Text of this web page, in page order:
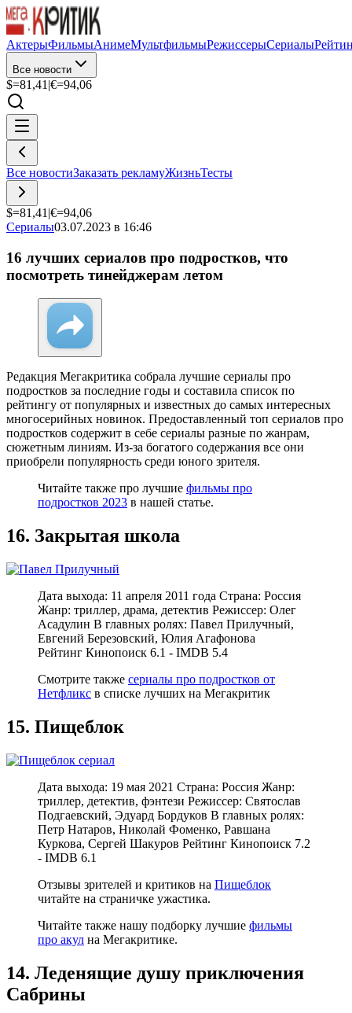
АктерыФильмыАнимеМультфильмыРежиссерыСериалы
Все новости
$=81,41 |€=94,06
Все новостиЗаказать рекламуЖизньТесты
$=81,41 |€=94,06
Сериалы03.07.2023 в 16:46
16 лучших сериалов про подростков, что
посмотреть тинейджерам летом
Редакция Мегакритика собрала лучшие сериалы про
подростков за последние годы и составила список по
рейтингу от популярных и известных до самых интересных
многосерийных новинок. Предоставленный топ сериалов про
подростков содержит в себе сериалы разные по жанрам,
сюжетным линиям. Из-за богатого содержания все они
приобрели популярность среди юного зрителя.
Читайте также про лучшие фильмы про
подростков 2023 в нашей статье.
16. Закрытая школа
Дата выхода: 11 апреля 2011 года Страна: Россия
Жанр: триллер, драма, детектив Режиссер: Олег
Асадулин В главных ролях: Павел Прилучный,
Евгений Березовский, Юлия Агафонова
Рейтинг Кинопоиск 6.1 - IMDB 5.4
Смотрите также сериалы про подростков от
Нетфликс в списке лучших на Мегакритик
15. Пищеблок
Дата выхода: 19 мая 2021 Страна: Россия Жанр:
триллер, детектив, фэнтези Режиссер: Святослав
Подгаевский, Эдуард Бордуков В главных ролях:
Петр Натаров, Николай Фоменко, Равшана
Куркова, Сергей Шакуров Рейтинг Кинопоиск 7.2
- IMDB 6.1
Отзывы зрителей и критиков на Пищеблок
читайте на страничке ужастика.
Читайте также нашу подборку лучшие фильмы
про акул на Мегакритике.
14. Леденящие душу приключения
Сабрины